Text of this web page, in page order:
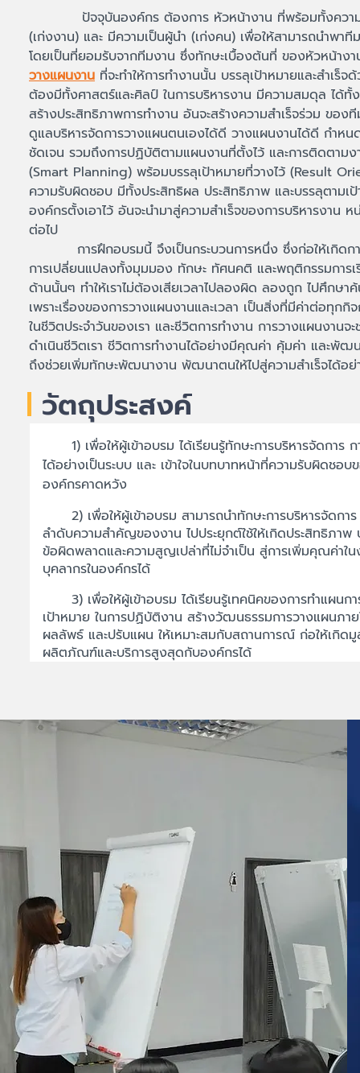
ปัจจุบันองค์กร ต้องการ หัวหน้างาน ที่พร้อมทั้งความ
(เก่งงาน) และ มีความเป็นผู้นำ (เก่งคน) เพื่อให้สามารถนำพาที
โดยเป็นที่ยอมรับจากทีมงาน ซึ่งทักษะเบื้องต้นที่ ของหัวหน้า
วางแผนงาน ที่จะทำให้การทำงานนั้น บรรลุเป้าหมายและสำเร็
ต้องมีทั้งศาสตร์และศิลป์ ในการบริหารงาน มีความสมดุล ได้ทั้
สร้างประสิทธิภาพการทำงาน อันจะสร้างความสำเร็จร่วม ของ
ดูแลบริหารจัดการวางแผนตนเองได้ดี วางแผนงานได้ดี กำหน
ชัดเจน รวมถึงการปฏิบัติตามแผนงานที่ตั้งไว้ และการติดตามง
(Smart Planning) พร้อมบรรลุเป้าหมายที่วางไว้ (Result
ความรับผิดชอบ มีทั้งประสิทธิผล ประสิทธิภาพ และบรรลุตามเ
องค์กรตั้งเอาไว้ อันจะนำมาสู่ความสำเร็จของการบริหารงาน
ต่อไป
การฝึกอบรมนี้ จึงเป็นกระบวนการหนึ่ง ซึ่งก่อให้เกิดกา
การเปลี่ยนแปลงทั้งมุมมอง ทักษะ ทัศนคติ และพฤติกรรมการเ
ด้านนั้นๆ ทำให้เราไม่ต้องเสียเวลาไปลองผิด ลองถูก ไปศึกษา
เพราะเรื่องของการวางแผนงานและเวลา เป็นสิ่งที่มีค่าต่อทุก
ในชีวิตประจำวันของเรา และชีวิตการทำงาน การวางแผนงานจะ
ดำเนินชีวิตเรา ชีวิตการทำงานได้อย่างมีคุณค่า คุ้มค่า และพัฒ
ถึงช่วยเพิ่มทักษะพัฒนางาน พัฒนาตนให้ไปสู่ความสำเร็จได้อ
วัตถุประสงค์
1) เพื่อให้ผู้เข้าอบรม ได้เรียนรู้ทักษะการบริหารจัดการ ก
ได้อย่างเป็นระบบ และ เข้าใจในบทบาทหน้าที่ความรับผิดชอ
องค์กรคาดหวัง
2) เพื่อให้ผู้เข้าอบรม สามารถนำทักษะการบริหารจัดการ
ลำดับความสำคัญของงาน ไปประยุกต์ใช้ให้เกิดประสิทธิภา
ข้อผิดพลาดและความสูญเปล่าที่ไม่จำเป็น สู่การเพิ่มคุณค่าใ
บุคลากรในองค์กรได้
3) เพื่อให้ผู้เข้าอบรม ได้เรียนรู้เทคนิคของการทำแผนก
เป้าหมาย ในการปฏิบัติงาน สร้างวัฒนธรรมการวางแผนภาย
ผลลัพธ์ และปรับแผน ให้เหมาะสมกับสถานการณ์ ก่อให้เกิด
ผลิตภัณฑ์และบริการสูงสุดกับองค์กรได้